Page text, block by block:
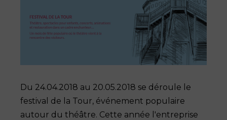
Du 24.04.2018 au 20.05.2018 se déroule le
festival de la Tour, événement populaire
autour du théâtre. Cette année l'entreprise